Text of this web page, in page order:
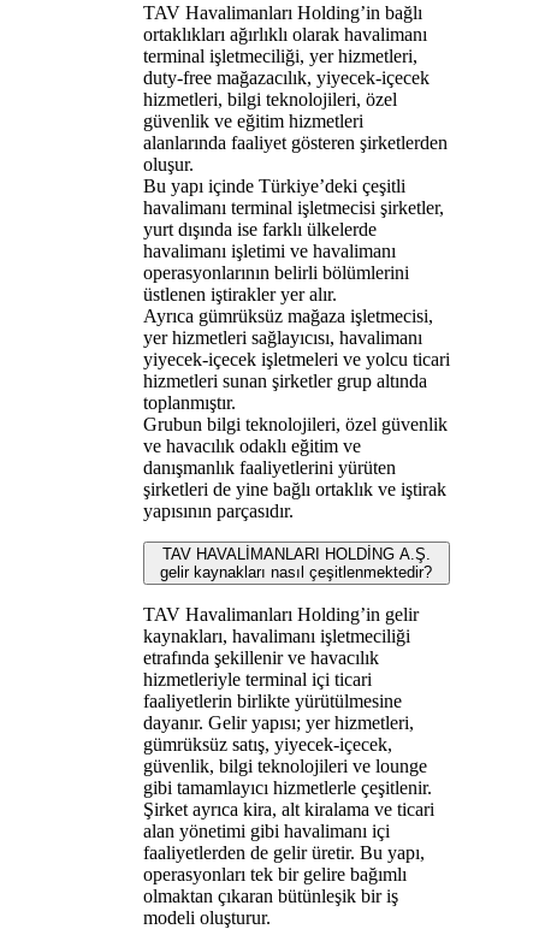
TAV Havalimanları Holding’in bağlı
ortaklıkları ağırlıklı olarak havalimanı
terminal işletmeciliği, yer hizmetleri,
duty-free mağazacılık, yiyecek‑içecek
hizmetleri, bilgi teknolojileri, özel
güvenlik ve eğitim hizmetleri
alanlarında faaliyet gösteren şirketlerden
oluşur.
Bu yapı içinde Türkiye’deki çeşitli
havalimanı terminal işletmecisi şirketler,
yurt dışında ise farklı ülkelerde
havalimanı işletimi ve havalimanı
operasyonlarının belirli bölümlerini
üstlenen iştirakler yer alır.
Ayrıca gümrüksüz mağaza işletmecisi,
yer hizmetleri sağlayıcısı, havalimanı
yiyecek‑içecek işletmeleri ve yolcu ticari
hizmetleri sunan şirketler grup altında
toplanmıştır.
Grubun bilgi teknolojileri, özel güvenlik
ve havacılık odaklı eğitim ve
danışmanlık faaliyetlerini yürüten
şirketleri de yine bağlı ortaklık ve iştirak
yapısının parçasıdır.
TAV HAVALİMANLARI HOLDİNG A.Ş.
gelir kaynakları nasıl çeşitlenmektedir?
TAV Havalimanları Holding’in gelir
kaynakları, havalimanı işletmeciliği
etrafında şekillenir ve havacılık
hizmetleriyle terminal içi ticari
faaliyetlerin birlikte yürütülmesine
dayanır. Gelir yapısı; yer hizmetleri,
gümrüksüz satış, yiyecek-içecek,
güvenlik, bilgi teknolojileri ve lounge
gibi tamamlayıcı hizmetlerle çeşitlenir.
Şirket ayrıca kira, alt kiralama ve ticari
alan yönetimi gibi havalimanı içi
faaliyetlerden de gelir üretir. Bu yapı,
operasyonları tek bir gelire bağımlı
olmaktan çıkaran bütünleşik bir iş
modeli oluşturur.